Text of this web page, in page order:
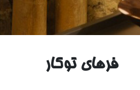
فرهای توکار